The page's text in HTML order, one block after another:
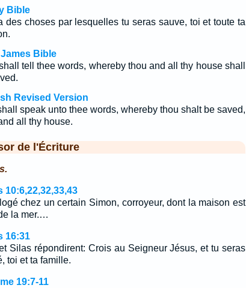
Bible
des choses par lesquelles tu seras sauve, toi et toute ta
Bible
tell thee words, whereby thou and all thy house shall
Revised Version
speak unto thee words, whereby thou shalt be saved,
all thy house.
de l'Écriture
10:6,22,32,33,43
chez un certain Simon, corroyeur, dont la maison est
la mer.…
16:31
Silas répondirent: Crois au Seigneur Jésus, et tu seras
toi et ta famille.
19:7-11